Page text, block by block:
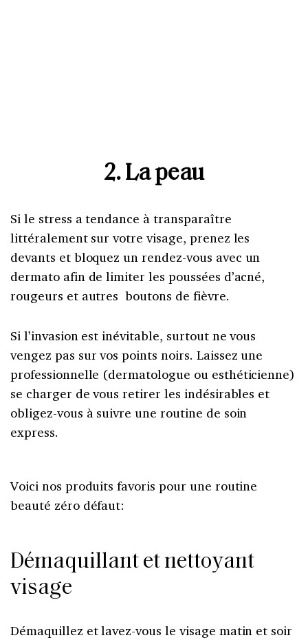
2. La peau
Si le stress a tendance à transparaître
littéralement sur votre visage, prenez les
devants et bloquez un rendez-vous avec un
dermato afin de limiter les poussées d’acné,
rougeurs et autres boutons de fièvre.
Si l’invasion est inévitable, surtout ne vous
vengez pas sur vos points noirs. Laissez une
professionnelle (dermatologue ou esthéticienne)
se charger de vous retirer les indésirables et
obligez-vous à suivre une routine de soin
express.
Voici nos produits favoris pour une routine
beauté zéro défaut:
Démaquillant et nettoyant
visage
Démaquillez et lavez-vous le visage matin et soir